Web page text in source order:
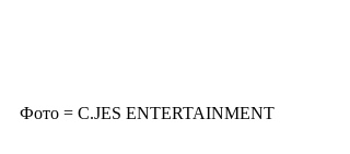
Фото = C.JES ENTERTAINMENT